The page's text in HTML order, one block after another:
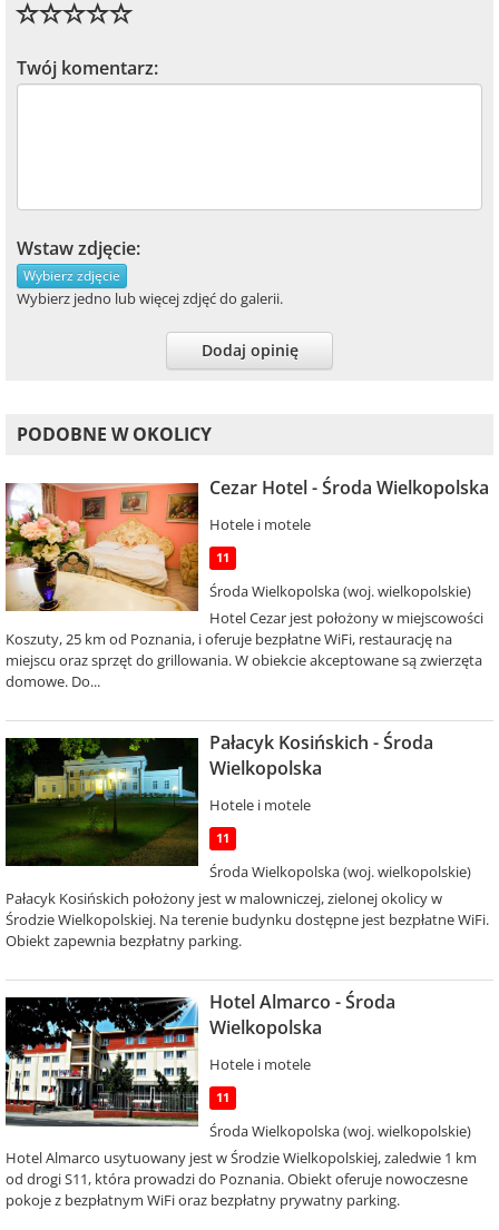
Twój komentarz:
Wstaw zdjęcie:
Wybierz zdjęcie
Wybierz jedno lub więcej zdjęć do galerii.
Dodaj opinię
PODOBNE W OKOLICY
Cezar Hotel - Środa Wielkopolska
Hotele i motele
11
Środa Wielkopolska (woj. wielkopolskie)
Hotel Cezar jest położony w miejscowości
Koszuty, 25 km od Poznania, i oferuje bezpłatne WiFi, restaurację na
miejscu oraz sprzęt do grillowania. W obiekcie akceptowane są zwierzęta
domowe. Do...
Pałacyk Kosińskich - Środa
Wielkopolska
Hotele i motele
11
Środa Wielkopolska (woj. wielkopolskie)
Pałacyk Kosińskich położony jest w malowniczej, zielonej okolicy w
Środzie Wielkopolskiej. Na terenie budynku dostępne jest bezpłatne WiFi.
Obiekt zapewnia bezpłatny parking.
Hotel Almarco - Środa
Wielkopolska
Hotele i motele
11
Środa Wielkopolska (woj. wielkopolskie)
Hotel Almarco usytuowany jest w Środzie Wielkopolskiej, zaledwie 1 km
od drogi S11, która prowadzi do Poznania. Obiekt oferuje nowoczesne
pokoje z bezpłatnym WiFi oraz bezpłatny prywatny parking.